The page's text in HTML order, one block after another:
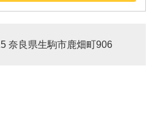
奈良県生駒市鹿畑町906